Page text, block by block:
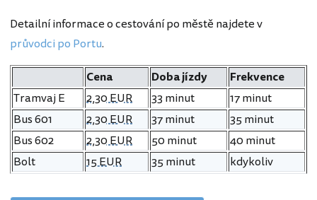
Detailní informace o cestování po městě najdete v
průvodci po Portu.
Cena
Doba jízdy
Frekvence
Tramvaj E
2,30 EUR 33 minut
17 minut
Bus 601
2,30 EUR 37 minut
35 minut
Bus 602
2,30 EUR 50 minut
40 minut
Bolt
15 EUR 35 minut kdykoliv